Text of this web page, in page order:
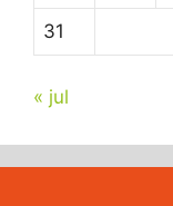
31
« jul